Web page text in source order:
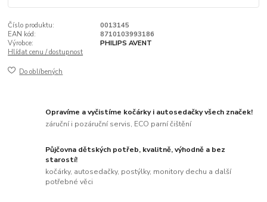
Číslo produktu:
0013145
EAN kód:
8710103993186
Výrobce:
PHILIPS AVENT
Hlídat cenu / dostupnost
Do oblíbených
Opravíme a vyčistíme kočárky i autosedačky všech značek!
záruční i pozáruční servis, ECO parní čištění
Půjčovna dětských potřeb, kvalitně, výhodně a bez
starostí!
kočárky, autosedačky, postýlky, monitory dechu a další
potřebné věci